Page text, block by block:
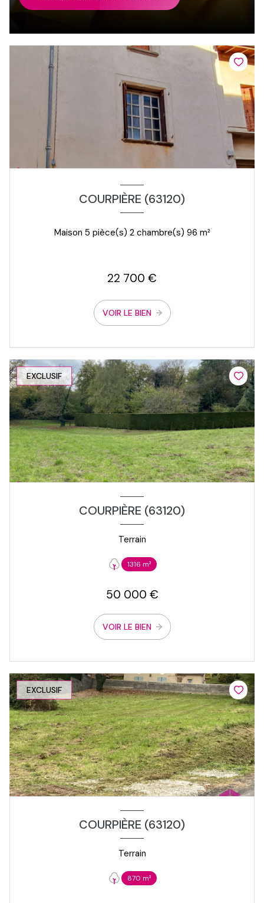
COURPIÈRE (63120)
Maison 5 pièce(s) 2 chambre(s) 96 m²
22 700 €
VOIR LE BIEN
EXCLUSIF
COURPIÈRE (63120)
Terrain
1316 m²
50 000 €
VOIR LE BIEN
EXCLUSIF
COURPIÈRE (63120)
Terrain
870 m²